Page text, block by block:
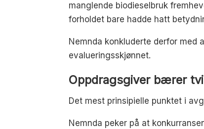
manglende biodieselbruk
forholdet bare hadde hatt
Nemnda konkluderte derfor med
evalueringsskjønnet.
Oppdragsgiver bærer
Det mest prinsipielle punktet i
Nemnda peker på at